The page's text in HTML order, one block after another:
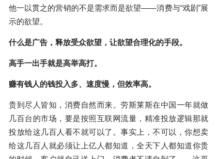
他一以贯之的营销的不是需求而是欲望——消费与“戏剧”展
示的欲望。
什么是广告，释放受众欲望，让欲望合理化的手段。
高手一出手就是高举高打。
赚有钱人的钱投入多、速度慢，但效率高。
贵到尽人皆知，消费自然而来。劳斯莱斯在中国一年就做
几百台的市场，要是按照互联网流量，精准投放逻辑那就
投放给这几百人看不就可以了。事实上，不可以，你想卖
给这几百人就必须让上亿人都知道，全天下人都知道你贵